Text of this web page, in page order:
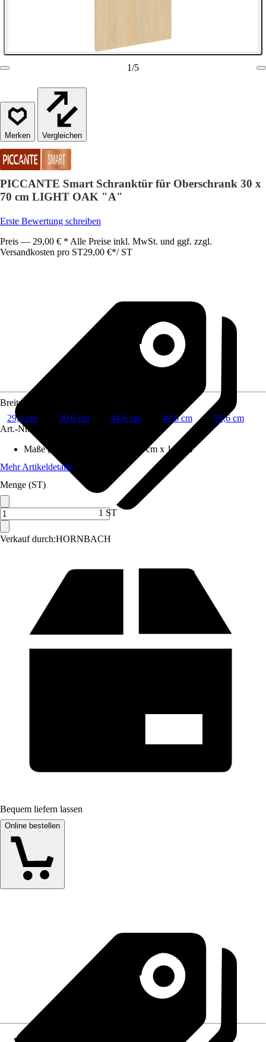
1/5
Vergleichen
PICCANTE Smart Schranktür für Oberschrank 30 x
70 cm LIGHT OAK "A"
Erste Bewertung schreiben
Preis — 29,00 € * Alle Preise inkl. MwSt. und ggf. zzgl.
Versandkosten pro ST29,00 €*/ ST
Verkauf durch:HORNBACH
Breite
29,6 cm
39,6 cm 44,6 cm 49,6 cm
59,6 cm
Art.-Nr.
Maße (BxHxT)
29.6 cm x 70.0 cm x 1.6 cm
Mehr Artikeldetails
Menge (ST)
1 ST
Bequem liefern lassen
Online bestellen